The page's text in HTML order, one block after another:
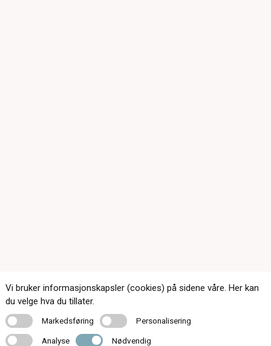
Kontakt oss
Vi bruker informasjonskapsler (cookies) på sidene våre. Her kan
du velge hva du tillater.
MarkedsføringMarkedsføring PersonaliseringPersonalisering
Analyse Analyse Nødvendig Nødvendig